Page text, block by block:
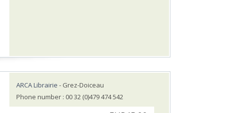
ARCA Librairie - Grez-Doiceau
Phone number : 00 32 (0)479 474 542